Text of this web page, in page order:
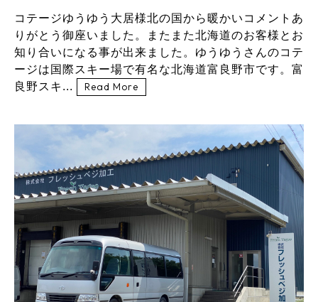
コテージゆうゆう大居様北の国から暖かいコメントあ
りがとう御座いました。またまた北海道のお客様とお
知り合いになる事が出来ました。ゆうゆうさんのコテ
ージは国際スキー場で有名な北海道富良野市です。富
良野スキ...
Read More